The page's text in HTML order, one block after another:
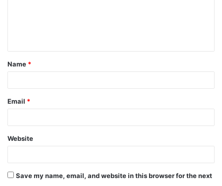
t
*
Name *
Email *
Website
Save my name, email, and website in this browser for the next